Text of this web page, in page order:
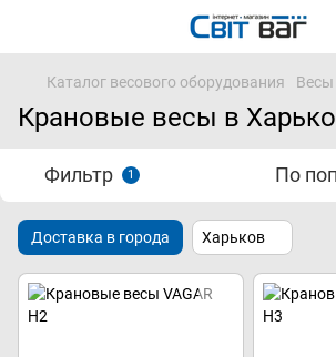
Каталог весового оборудования Весы
Крановые весы в
Фильтр 1 По
Доставка в города Харьков